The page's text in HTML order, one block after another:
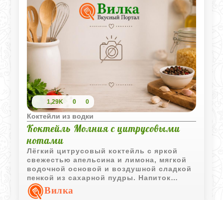
1,29K 0 0
Коктейли из водки
Коктейль Молния с цитрусовыми
нотами
Лёгкий цитрусовый коктейль с яркой
свежестью апельсина и лимона, мягкой
водочной основой и воздушной сладкой
пенкой из сахарной пудры. Напиток
получается освежающим и очень лёгким
по текстуре.
Вилка